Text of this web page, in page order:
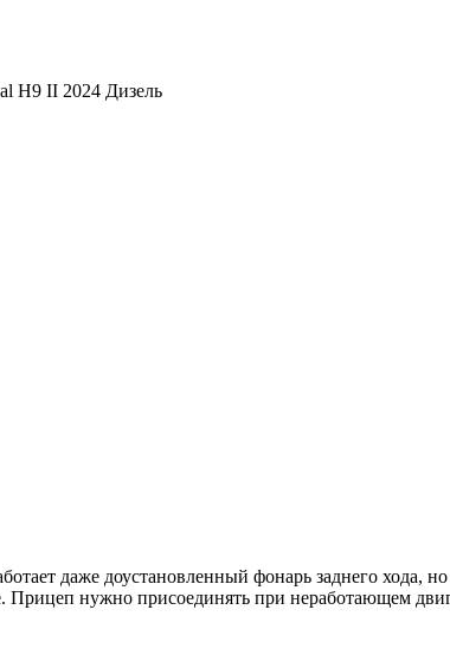
H9 II 2024 Дизель
даже доустановленный фонарь заднего
нужно присоединять при неработающем